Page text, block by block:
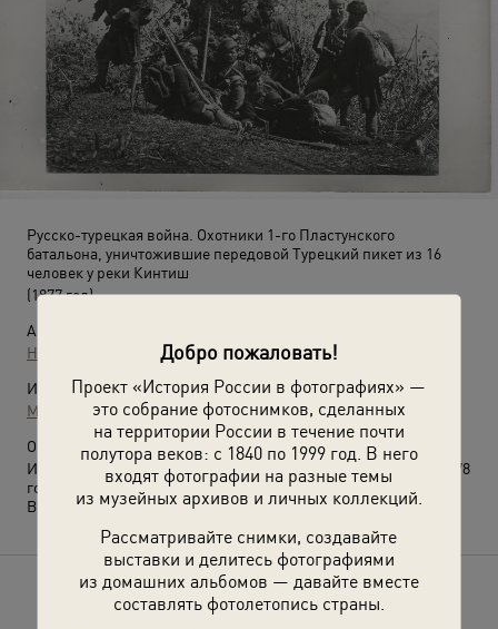
Добро пожаловать!
Проект «История России в фотографиях» —
это собрание фотоснимков, сделанных
на территории России в течение почти
полутора веков: с 1840 по 1999 год. В него
входят фотографии на разные темы
из музейных архивов и личных коллекций.
Рассматривайте снимки, создавайте
выставки и делитесь фотографиями
из домашних альбомов — давайте вместе
составлять фотолетопись страны.
Русско-турецкая война. Охотники 1-го Пластунского
батальона, уничтожившие передовой Турецкий пикет из 16
человек у реки Кинтиш
(1877 год)
Автор:
Неизвестный автор
Источники:
МАММ / МДФ
О фотографии:
Из альбома «Рионский отряд на Кавказском фронте, 1877–1878
годы».
Выставка «Казаки»с этой фотографией.
Расскажите друзьям об этом фото